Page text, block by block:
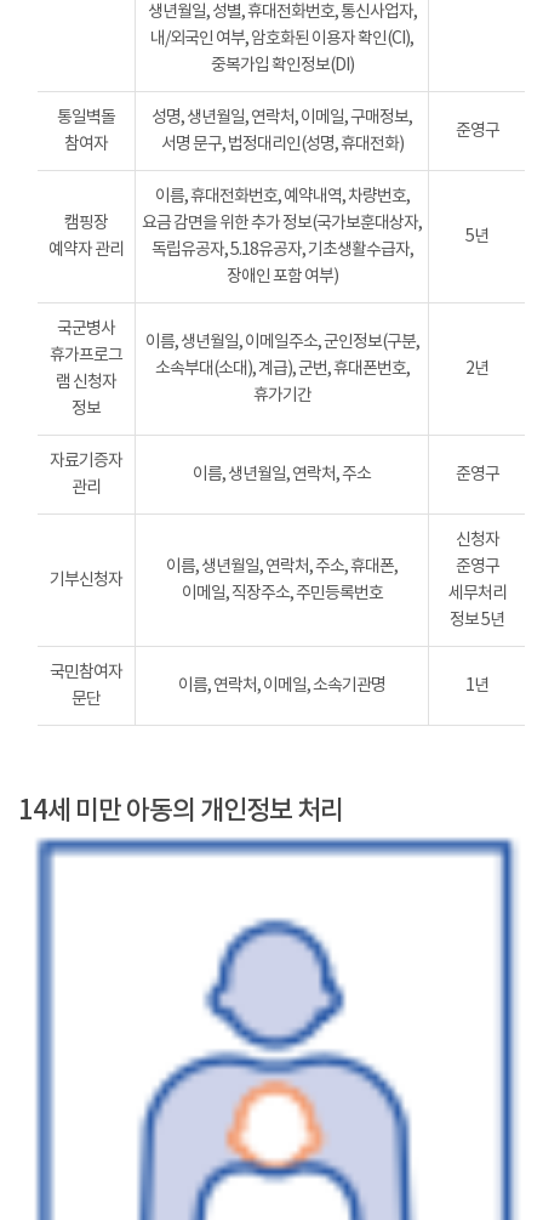
생년월일, 성별, 휴대전화번호, 통신사업자,
내/외국인 여부, 암호화된 이용자 확인(CI),
중복가입 확인정보(DI)
통일벽돌
참여자
성명, 생년월일, 연락처, 이메일, 구매정보,
서명 문구, 법정대리인(성명, 휴대전화)
준영구
캠핑장
예약자 관리
이름, 휴대전화번호, 예약내역, 차량번호,
요금 감면을 위한 추가 정보(국가보훈대상자,
독립유공자, 5.18유공자, 기초생활수급자,
장애인 포함 여부)
5년
국군병사
휴가프로그
램 신청자
정보
이름, 생년월일, 이메일주소, 군인정보(구분,
소속부대(소대), 계급), 군번, 휴대폰번호,
휴가기간
2년
자료기증자
관리
이름, 생년월일, 연락처, 주소 준영구
기부신청자
이름, 생년월일, 연락처, 주소, 휴대폰,
이메일, 직장주소, 주민등록번호
신청자
준영구
세무처리
정보 5년
국민참여자
문단
이름, 연락처, 이메일, 소속기관명 1년
14세 미만 아동의 개인정보 처리